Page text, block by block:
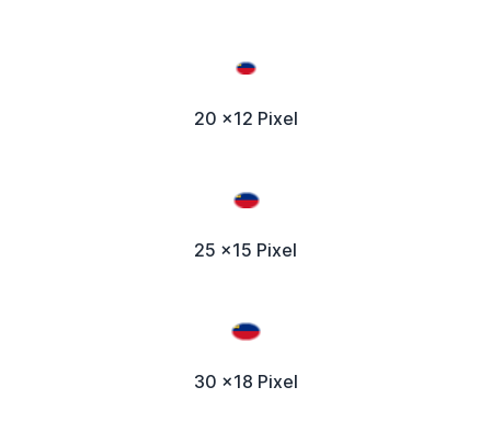
20 x12 Pixel
25 x15 Pixel
30 x18 Pixel